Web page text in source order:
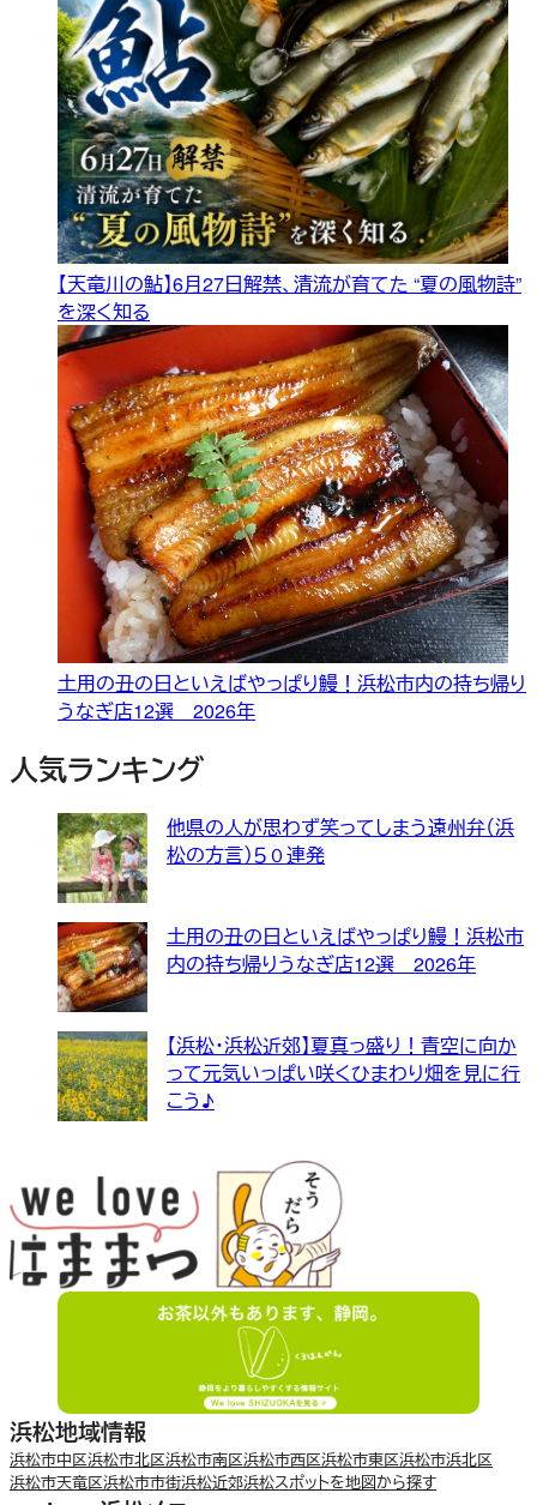
【天竜川の鮎】6月27日解禁、清流が育てた “夏の風物詩”
を深く知る
土用の丑の日といえばやっぱり鰻！浜松市内の持ち帰り
うなぎ店12選 2026年
人気ランキング
他県の人が思わず笑ってしまう遠州弁（浜
松の方言）５０連発
土用の丑の日といえばやっぱり鰻！浜松市
内の持ち帰りうなぎ店12選 2026年
【浜松・浜松近郊】夏真っ盛り！青空に向か
って元気いっぱい咲くひまわり畑を見に行
こう♪
浜松地域情報
浜松市中区浜松市北区浜松市南区浜松市西区浜松市東区浜松市浜北区
浜松市天竜区浜松市市街浜松近郊浜松スポットを地図から探す